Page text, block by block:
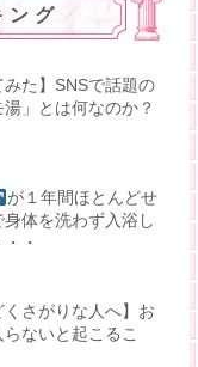
ング
みた】SNSで話題の
湯」とは何なのか？
が１年間ほとんどせ
身体を洗わず入浴し
・
くさがりな人へ】お
らないと起こるこ